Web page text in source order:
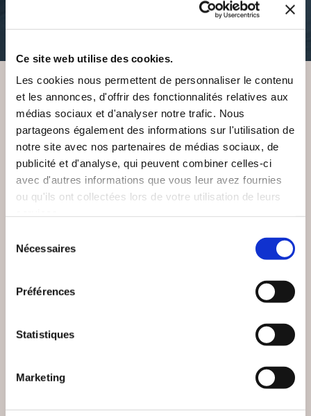
Ce site web utilise des cookies.
Les cookies nous permettent de personnaliser le contenu
et les annonces, d'offrir des fonctionnalités relatives aux
médias sociaux et d'analyser notre trafic. Nous
partageons également des informations sur l'utilisation de
notre site avec nos partenaires de médias sociaux, de
publicité et d'analyse, qui peuvent combiner celles-ci
avec d'autres informations que vous leur avez fournies
ou qu'ils ont collectées lors de votre utilisation de leurs
Nécessaires
Préférences
Statistiques
Marketing
10€50 15€70
VOUS AIMEREZ AUSSI
(0 avis)
Amit Weisberger